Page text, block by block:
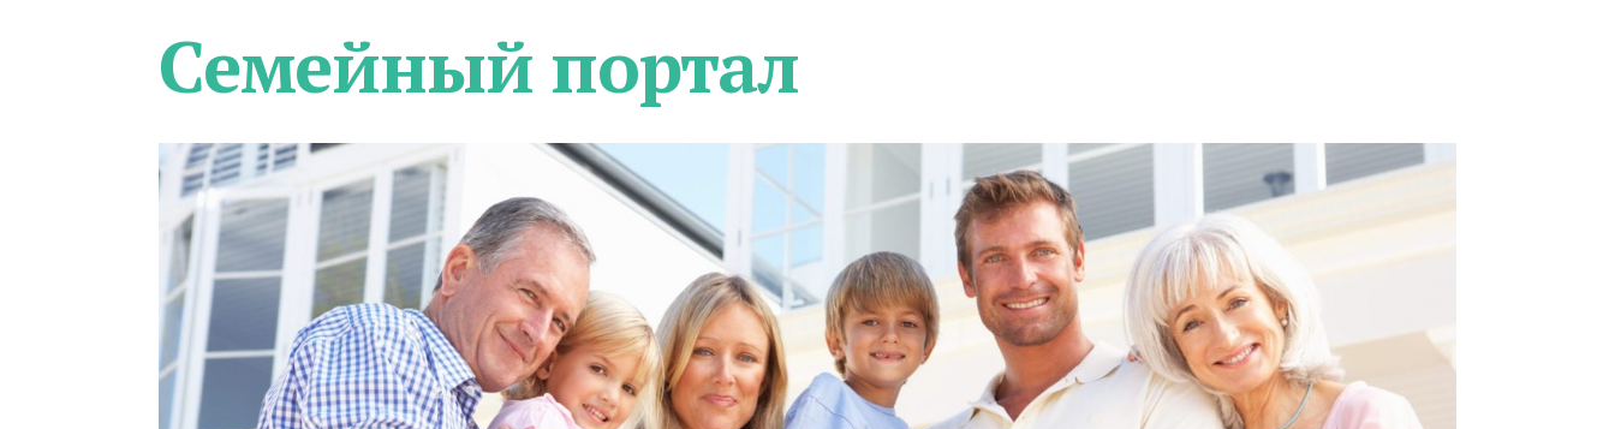
Семейный портал